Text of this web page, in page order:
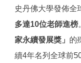
史丹佛大學發佈全
多達10位老師進榜
家永續發展獎」 的
續4年名列全球前